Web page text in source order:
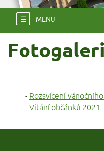
☰ MENU
- Rozsvícení
- Vítání občánků 2021